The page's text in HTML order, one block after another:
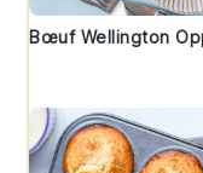
Bœuf Wellington